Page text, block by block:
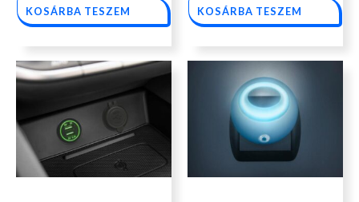
KOSÁRBA TESZEM KOSÁRBA TESZEM